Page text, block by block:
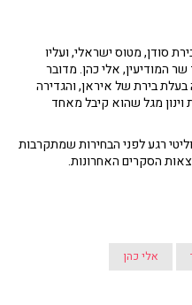
סודן, מטוס ישראלי, ועליו
המודיעין, אלי כהן. מדובר
בירת של איראן, והגדירה
וינון מגל שהוא קיבל מאחד
רגע לפני הבחירות שמתקרבות
הסקרים האחרונות.
אלי כהן